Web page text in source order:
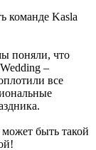
команде Kasla
поняли, что
–
все
быть такой